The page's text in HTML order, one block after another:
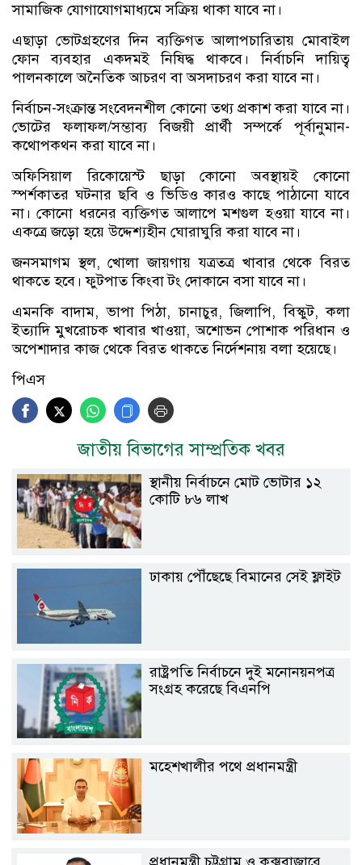
সামাজিক যোগাযোগমাধ্যমে সক্রিয় থাকা যাবে না।
এছাড়া ভোটগ্রহণের দিন ব্যক্তিগত আলাপচারিতায় মোবাইল
ফোন ব্যবহার একদমই নিষিদ্ধ থাকবে। নির্বাচনি দায়িত্ব
পালনকালে অনৈতিক আচরণ বা অসদাচরণ করা যাবে না।
নির্বাচন-সংক্রান্ত সংবেদনশীল কোনো তথ্য প্রকাশ করা যাবে না।
ভোটের ফলাফল/সম্ভাব্য বিজয়ী প্রার্থী সম্পর্কে পূর্বানুমান-
কথোপকথন করা যাবে না।
অফিসিয়াল রিকোয়েস্ট ছাড়া কোনো অবস্থায়ই কোনো
স্পর্শকাতর ঘটনার ছবি ও ভিডিও কারও কাছে পাঠানো যাবে
না। কোনো ধরনের ব্যক্তিগত আলাপে মশগুল হওয়া যাবে না।
একত্রে জড়ো হয়ে উদ্দেশ্যহীন ঘোরাঘুরি করা যাবে না।
জনসমাগম স্থল, খোলা জায়গায় যত্রতত্র খাবার থেকে বিরত
থাকতে হবে। ফুটপাত কিংবা টং দোকানে বসা যাবে না।
এমনকি বাদাম, ভাপা পিঠা, চানাচুর, জিলাপি, বিস্কুট, কলা
ইত্যাদি মুখরোচক খাবার খাওয়া, অশোভন পোশাক পরিধান ও
অপেশাদার কাজ থেকে বিরত থাকতে নির্দেশনায় বলা হয়েছে।
পিএস
জাতীয় বিভাগের সাম্প্রতিক খবর
স্থানীয় নির্বাচনে মোট ভোটার ১২
কোটি ৮৬ লাখ
ঢাকায় পৌঁছেছে বিমানের সেই ফ্লাইট
রাষ্ট্রপতি নির্বাচনে দুই মনোনয়নপত্র
সংগ্রহ করেছে বিএনপি
মহেশখালীর পথে প্রধানমন্ত্রী